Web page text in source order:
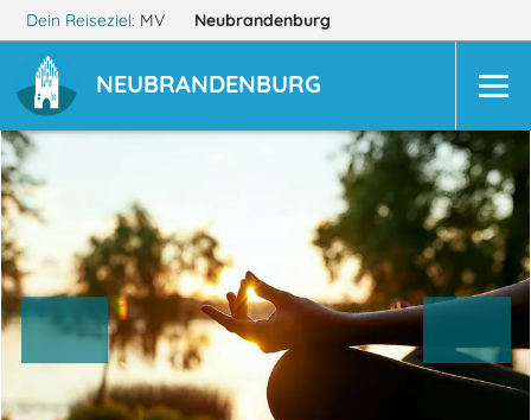
Dein Reiseziel: MV Neubrandenburg
NEUBRANDENBURG